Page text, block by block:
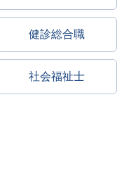
健診総合職
社会福祉士